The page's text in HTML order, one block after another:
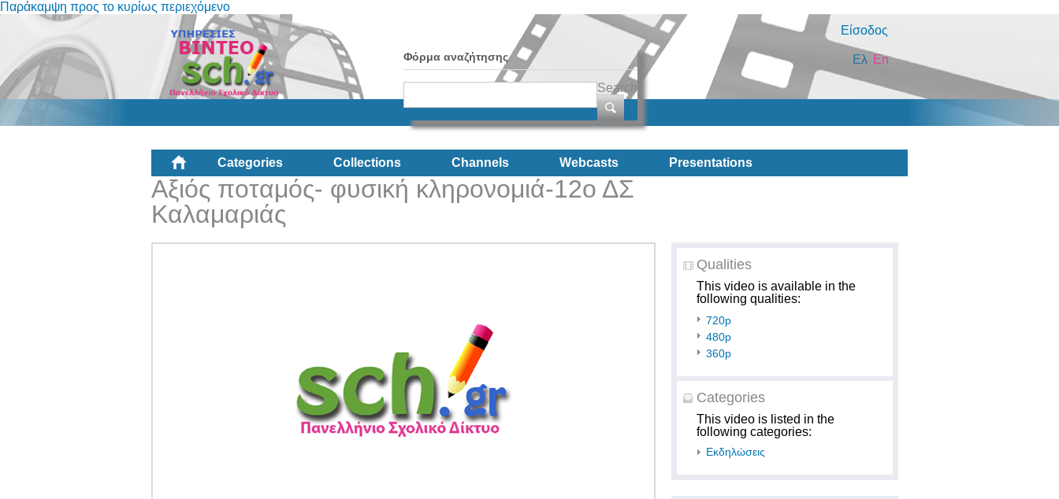
Παράκαμψη προς το κυρίως περιεχόμενο
Είσοδος
Φόρμα αναζήτησης
Search
En
Ελ
Categories Collections Channels Webcasts Presentations
Αξιός ποταμός- φυσική κληρονομιά-12ο ΔΣ
Καλαμαριάς
Qualities
This video is available in the
following qualities:
720p
480p
360p
Categories
This video is listed in the
following categories:
Εκδηλώσεις